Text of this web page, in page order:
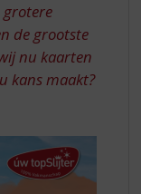
grotere
de grootste
nu kaarten
kans maakt?